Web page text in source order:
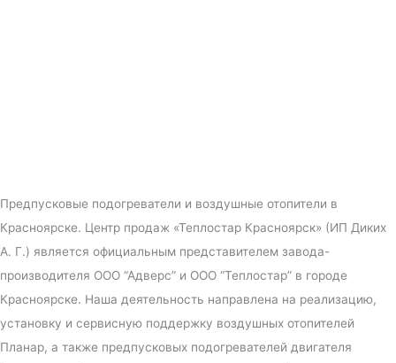
Предпусковые подогреватели и воздушные отопители в
Красноярске. Центр продаж «Теплостар Красноярск» (ИП Диких
А. Г.) является официальным представителем завода-
производителя ООО “Адверс” и ООО “Теплостар” в городе
Красноярске. Наша деятельность направлена на реализацию,
установку и сервисную поддержку воздушных отопителей
Планар, а также предпусковых подогревателей двигателя